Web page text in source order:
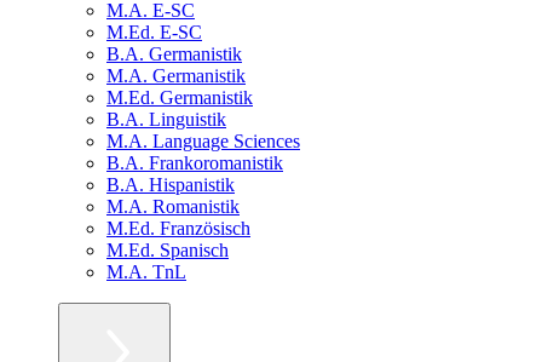
M.A. E-SC
M.Ed. E-SC
B.A. Germanistik
M.A. Germanistik
M.Ed. Germanistik
B.A. Linguistik
M.A. Language Sciences
B.A. Frankoromanistik
B.A. Hispanistik
M.A. Romanistik
M.Ed. Französisch
M.Ed. Spanisch
M.A. TnL